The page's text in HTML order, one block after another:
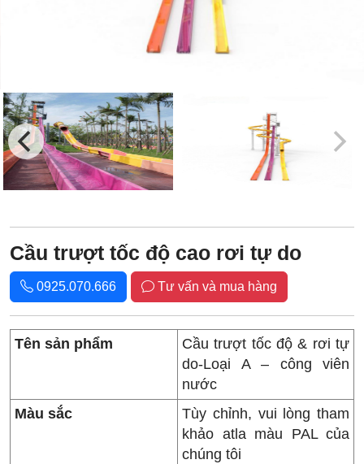
Cầu trượt tốc độ cao rơi tự do
0925.070.666 Tư vấn và mua hàng
Tên sản phẩm
Cầu trượt tốc độ & rơi tự
do-Loại A – công viên
nước
Màu sắc
Tùy chỉnh, vui lòng tham
khảo atla màu PAL của
chúng tôi